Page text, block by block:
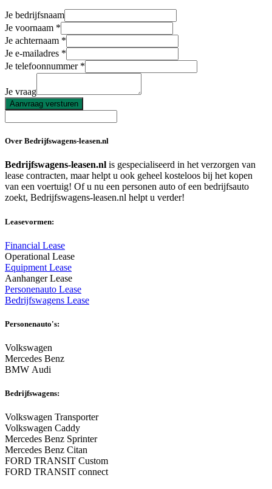
Je bedrijfsnaam
Je voornaam
Je achternaam
Je e-mailadres
Je telefoonnummer
Je vraag
Aanvraag versturen
Over Bedrijfswagens-leasen.nl
Bedrijfswagens-leasen.nl is gespecialiseerd in het verzorgen van
lease contracten, maar helpt u ook geheel kosteloos bij het kopen
van een voertuig! Of u nu een personen auto of een bedrijfsauto
zoekt, Bedrijfswagens-leasen.nl helpt u verder!
Leasevormen:
Financial Lease
Operational Lease
Equipment Lease
Aanhanger Lease
Personenauto Lease
Bedrijfswagens Lease
Personenauto's:
Volkswagen
Mercedes Benz
BMW Audi
Bedrijfswagens:
Volkswagen Transporter
Volkswagen Caddy
Mercedes Benz Sprinter
Mercedes Benz Citan
FORD TRANSIT Custom
FORD TRANSIT connect